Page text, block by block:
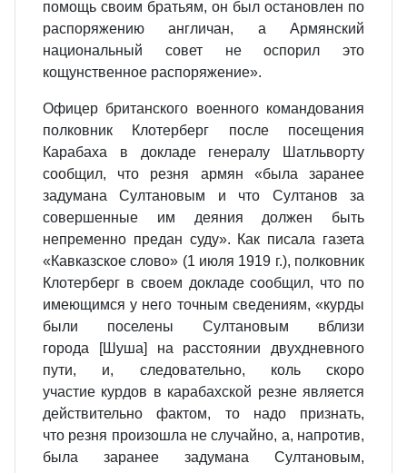
помощь своим братьям, он был остановлен по
распоряжению англичан, а Армянский
национальный совет не оспорил это
кощунственное распоряжение».
Офицер британского военного командования
полковник Клотерберг после посещения
Карабаха в докладе генералу Шатльворту
сообщил, что резня армян «была заранее
задумана Султановым и что Султанов за
совершенные им деяния должен быть
непременно предан суду». Как писала газета
«Кавказское слово» (1 июля 1919 г.), полковник
Клотерберг в своем докладе сообщил, что по
имеющимся у него точным сведениям, «курды
были поселены Султановым вблизи
города [Шуша] на расстоянии двухдневного
пути, и, следовательно, коль скоро
участие курдов в карабахской резне является
действительно фактом, то надо признать,
что резня произошла не случайно, а, напротив,
была заранее задумана Султановым,